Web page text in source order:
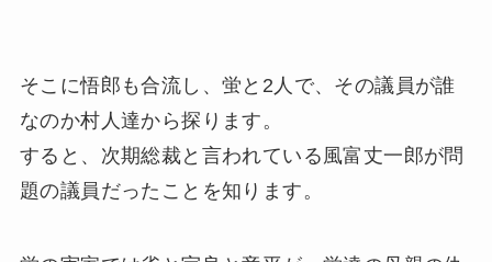
そこに悟郎も合流し、蛍と2人で、その議員が誰
なのか村人達から探ります。
すると、次期総裁と言われている風富丈一郎が問
題の議員だったことを知ります。